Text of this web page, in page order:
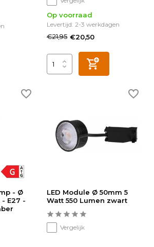
Op voorraad
Levertijd: 2-3 werkdagen
€21,95 €20,50
- Ø
- E27 -
LED Module Ø 50mm 5
Watt 550 Lumen zwart
Vergelijk